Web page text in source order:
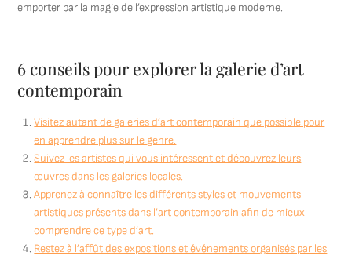
emporter par la magie de l’expression artistique moderne.
6 conseils pour explorer la galerie d’art
contemporain
Visitez autant de galeries d’art contemporain que possible pour
en apprendre plus sur le genre.
Suivez les artistes qui vous intéressent et découvrez leurs
œuvres dans les galeries locales.
Apprenez à connaître les différents styles et mouvements
artistiques présents dans l’art contemporain afin de mieux
comprendre ce type d’art.
Restez à l’affût des expositions et événements organisés par les